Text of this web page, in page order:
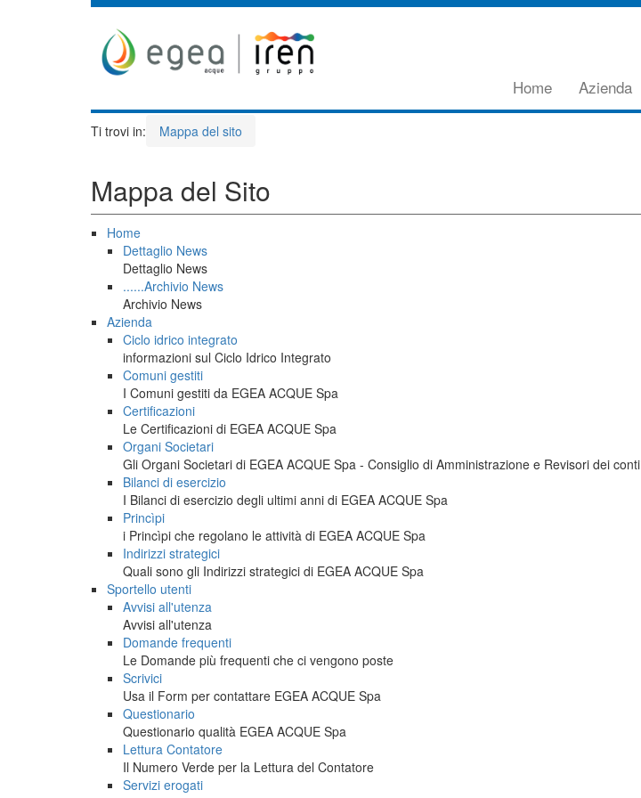
direttamente
al
Home Azienda
Ti trovi in: Mappa del sito
Mappa del Sito
Home
Dettaglio News
Dettaglio News
......Archivio News
Archivio News
Azienda
Ciclo idrico integrato
informazioni sul Ciclo Idrico Integrato
Comuni gestiti
I Comuni gestiti da EGEA ACQUE Spa
Certificazioni
Le Certificazioni di EGEA ACQUE Spa
Organi Societari
Gli Organi Societari di EGEA ACQUE Spa - Consiglio di Amministrazione e Revisori dei conti
Bilanci di esercizio
I Bilanci di esercizio degli ultimi anni di EGEA ACQUE Spa
Princìpi
i Princìpi che regolano le attività di EGEA ACQUE Spa
Indirizzi strategici
Quali sono gli Indirizzi strategici di EGEA ACQUE Spa
Sportello utenti
Avvisi all'utenza
Avvisi all'utenza
Domande frequenti
Le Domande più frequenti che ci vengono poste
Scrivici
Usa il Form per contattare EGEA ACQUE Spa
Questionario
Questionario qualità EGEA ACQUE Spa
Lettura Contatore
Il Numero Verde per la Lettura del Contatore
Servizi erogati